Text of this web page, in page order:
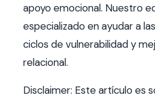
apoyo emocional. Nuestro
especializado en ayudar a
ciclos de vulnerabilidad y
relacional.
Disclaimer: Este artículo es